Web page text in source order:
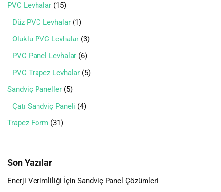
PVC Levhalar 15
Düz PVC Levhalar 1
Oluklu PVC Levhalar 3
PVC Panel Levhalar 6
PVC Trapez Levhalar 5
Sandviç Paneller 5
Çatı Sandviç Paneli 4
Trapez Form 31
Son Yazılar
Enerji Verimliliği İçin Sandviç Panel Çözümleri